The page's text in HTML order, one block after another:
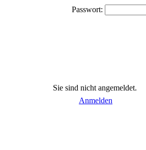
Passwort:
Sie sind nicht angemeldet.
Anmelden